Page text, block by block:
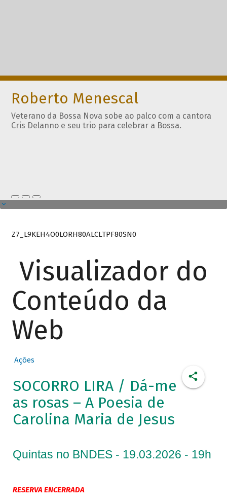
Roberto Menescal
Veterano da Bossa Nova sobe ao palco com a cantora
Cris Delanno e seu trio para celebrar a Bossa.
Z7_L9KEH4O0LORH80ALCLTPF80SN0
Visualizador do
Conteúdo da
Web
Ações
SOCORRO LIRA / Dá-me
as rosas – A Poesia de
Carolina Maria de Jesus
Quintas no BNDES - 19.03.2026 - 19h
RESERVA ENCERRADA